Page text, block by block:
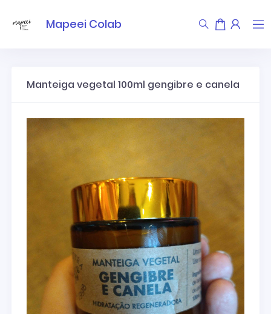
Mapeei Colab
Manteiga vegetal 100ml gengibre e canela